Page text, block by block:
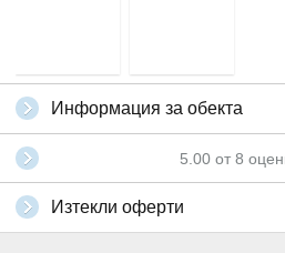
Информация за обекта
5.00 от 8
Изтекли оферти